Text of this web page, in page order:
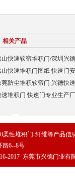
相关产品
山快速软帘堆积门/深圳兴
山快速堆积门图纸 快速门
莞防尘堆积软帘门 兴德快
速堆积门 快速门专业生产
性堆积门-纤维等产品信
路6--8号
2017 东莞市兴德门业有